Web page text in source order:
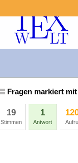
Fragen markiert
19
Stimmen
1
Antwort